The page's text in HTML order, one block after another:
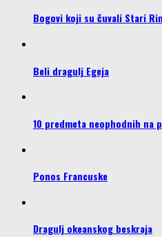
Bogovi koji su čuvali Stari
Beli dragulj Egeja
10 predmeta neophodnih na
Ponos Francuske
Dragulj okeanskog beskraja